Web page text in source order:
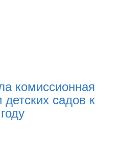
комиссионная
детских садов к